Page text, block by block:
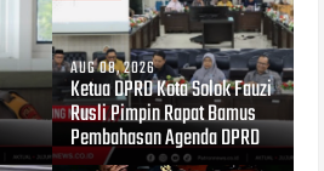
AUG 08, 2026
Ketua DPRD Kota Solok Fauzi
Rusli Pimpin Rapat Bamus
Pembahasan Agenda DPRD